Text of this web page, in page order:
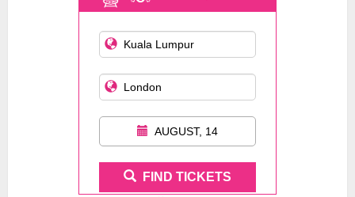
AUGUST, 14
FIND TICKETS